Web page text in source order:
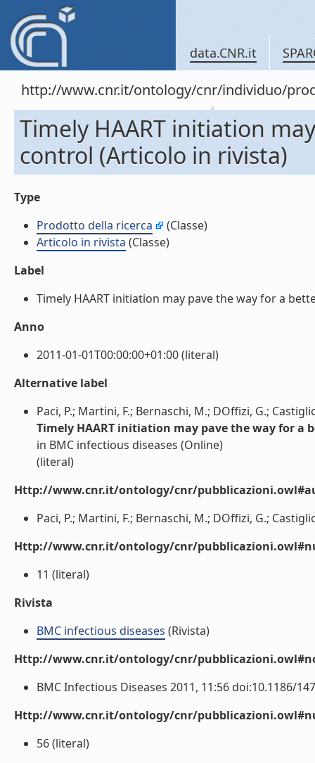
data.CNR.it
http://www.cnr.it/ontology/cnr/individuo/
Timely HAART initiation
control (Articolo in rivista)
Type
Prodotto della ricerca
(Classe)
Articolo in rivista (Classe)
Label
Timely HAART initiation may pave the way for a
Anno
2011-01-01T00:00:00+01:00 (literal)
Alternative label
Paci, P.; Martini, F.; Bernaschi, M.; DOffizi, G.;
Timely HAART initiation may pave the way for a
in BMC infectious diseases (Online)
(literal)
Http://www.cnr.it/ontology/cnr/
Paci, P.; Martini, F.; Bernaschi, M.; DOffizi, G.;
Http://www.cnr.it/ontology/cnr/
11 (literal)
Rivista
BMC infectious diseases (Rivista)
Http://www.cnr.it/ontology/cnr/
BMC Infectious Diseases 2011, 11:56 doi:10.1186/
Http://www.cnr.it/ontology/cnr/
56 (literal)